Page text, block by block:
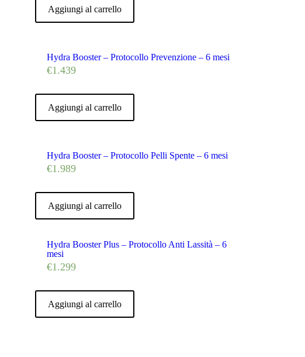
Aggiungi al carrello
Hydra Booster – Protocollo Prevenzione – 6 mesi
€1.439
Aggiungi al carrello
Hydra Booster – Protocollo Pelli Spente – 6 mesi
€1.989
Aggiungi al carrello
Hydra Booster Plus – Protocollo Anti Lassità – 6
mesi
€1.299
Aggiungi al carrello